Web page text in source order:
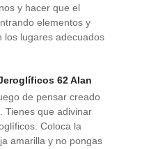
y hacer que el
elementos y
los lugares adecuados
62 Alan
de pensar creado
Tienes que adivinar
Coloca la
amarilla y no pongas